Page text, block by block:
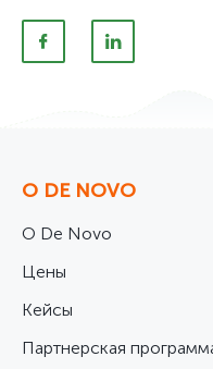
О DE NOVO
О De Novo
Цены
Кейсы
Партнерская